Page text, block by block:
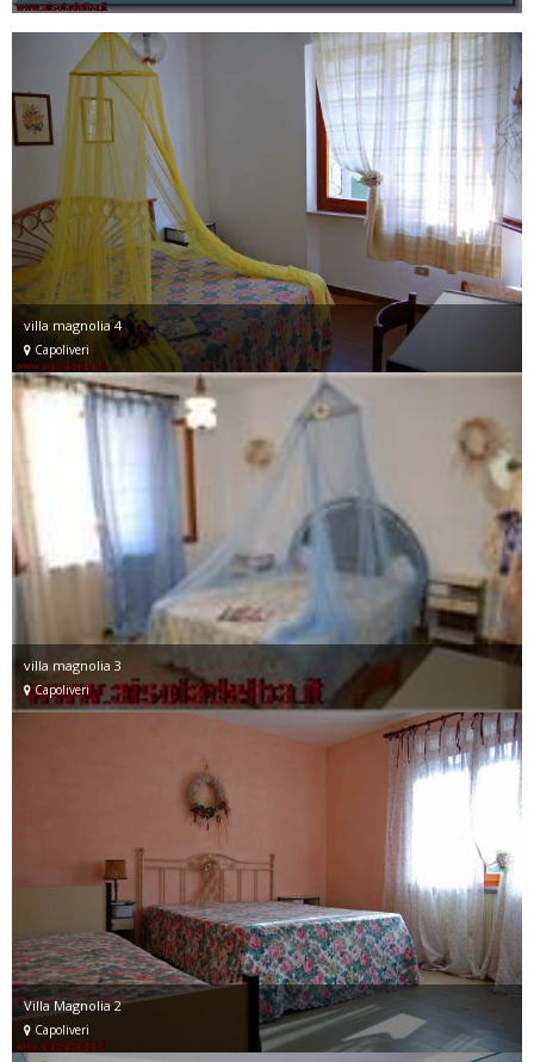
villa magnolia 4
Capoliveri
villa magnolia 3
Capoliveri
Villa Magnolia 2
Capoliveri